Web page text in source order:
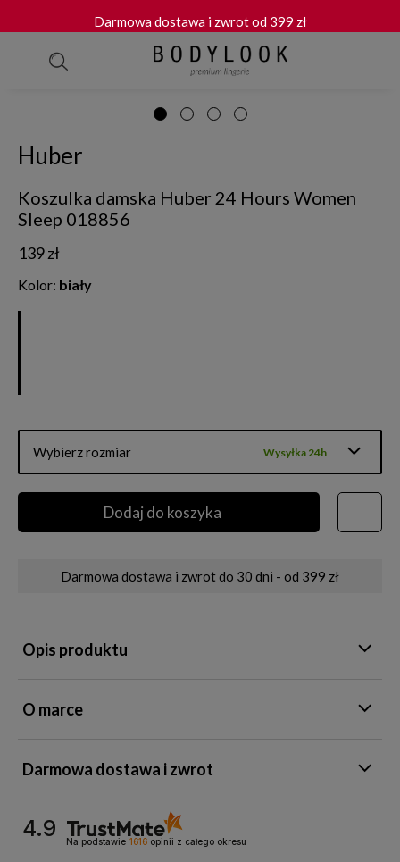
Darmowa dostawa i zwrot od 399 zł
"Bardzo dobra jakość produktów." Małgorzata
Wygodny zwrot do 30 dni
"Szybka i terminowa dostawa." Roma
Huber
Koszulka damska Huber 24 Hours Women
Sleep 018856
139 zł
Kolor: biały
Wybierz rozmiar Wysyłka 24h
Dodaj do koszyka
Darmowa dostawa i zwrot do 30 dni - od 399 zł
Opis produktu
O marce
Darmowa dostawa i zwrot
4.9
Na podstawie 1616 opinii z całego okresu